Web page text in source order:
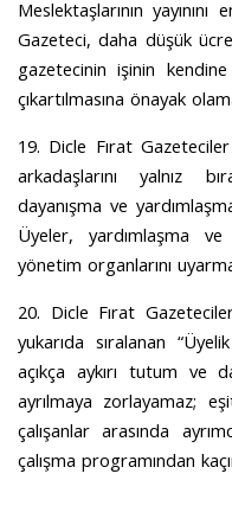
Meslektaşlarının
Gazeteci, daha düşük
gazetecinin işinin
çıkartılmasına önayak
19. Dicle Fırat
arkadaşlarını yalnız
dayanışma ve
Üyeler, yardımlaşma
yönetim organlarını
20. Dicle Fırat
yukarıda sıralanan
açıkça aykırı tutum ve
ayrılmaya zorlayamaz;
çalışanlar arasında
çalışma programından